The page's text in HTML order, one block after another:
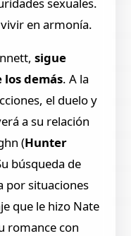
en armonía.
sigue
demás. A la
el duelo y
a su relación
(Hunter
búsqueda de
por situaciones
que le hizo Nate
romance con